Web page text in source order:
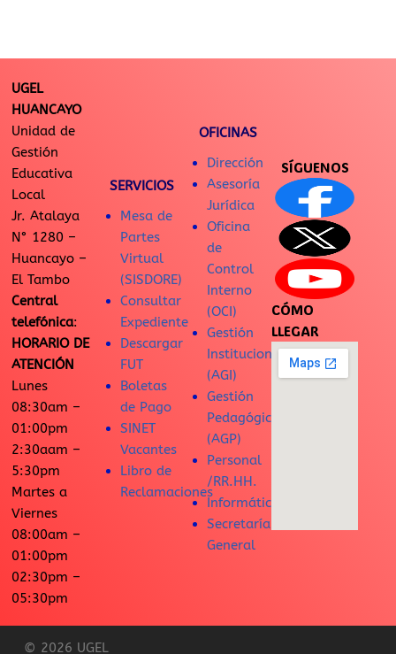
UGEL
HUANCAYO
Unidad de
Gestión
Educativa
Local
Jr. Atalaya
N° 1280 –
Huancayo –
El Tambo
Central
telefónica:
HORARIO DE
ATENCIÓN
Lunes
08:30am –
01:00pm
2:30aam –
5:30pm
Martes a
Viernes
08:00am –
01:00pm
02:30pm –
05:30pm
SERVICIOS
Mesa de
Partes
Virtual
(SISDORE)
Consultar
Expediente
Descargar
FUT
Boletas
de Pago
SINET
Vacantes
Libro de
Reclamaciones
OFICINAS
Dirección
Asesoría
Jurídica
Oficina
de
Control
Interno
(OCI)
Gestión
Institucional
(AGI)
Gestión
Pedagógica
(AGP)
Personal
/RR.HH.
Informática
Secretaría
General
SÍGUENOS
CÓMO
LLEGAR
© 2026 UGEL